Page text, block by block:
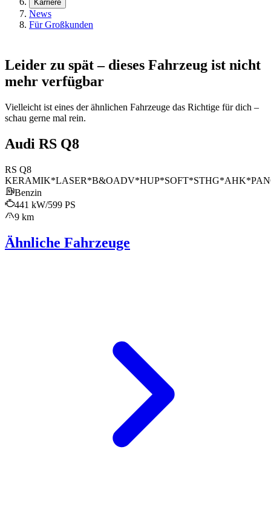
Karriere
News
Für Großkunden
Leider zu spät – dieses Fahrzeug ist nicht
mehr verfügbar
Vielleicht ist eines der ähnlichen Fahrzeuge das Richtige für dich –
schau gerne mal rein.
Audi RS Q8
RS Q8
Benzin
441 kW/599 PS
9 km
Ähnliche Fahrzeuge